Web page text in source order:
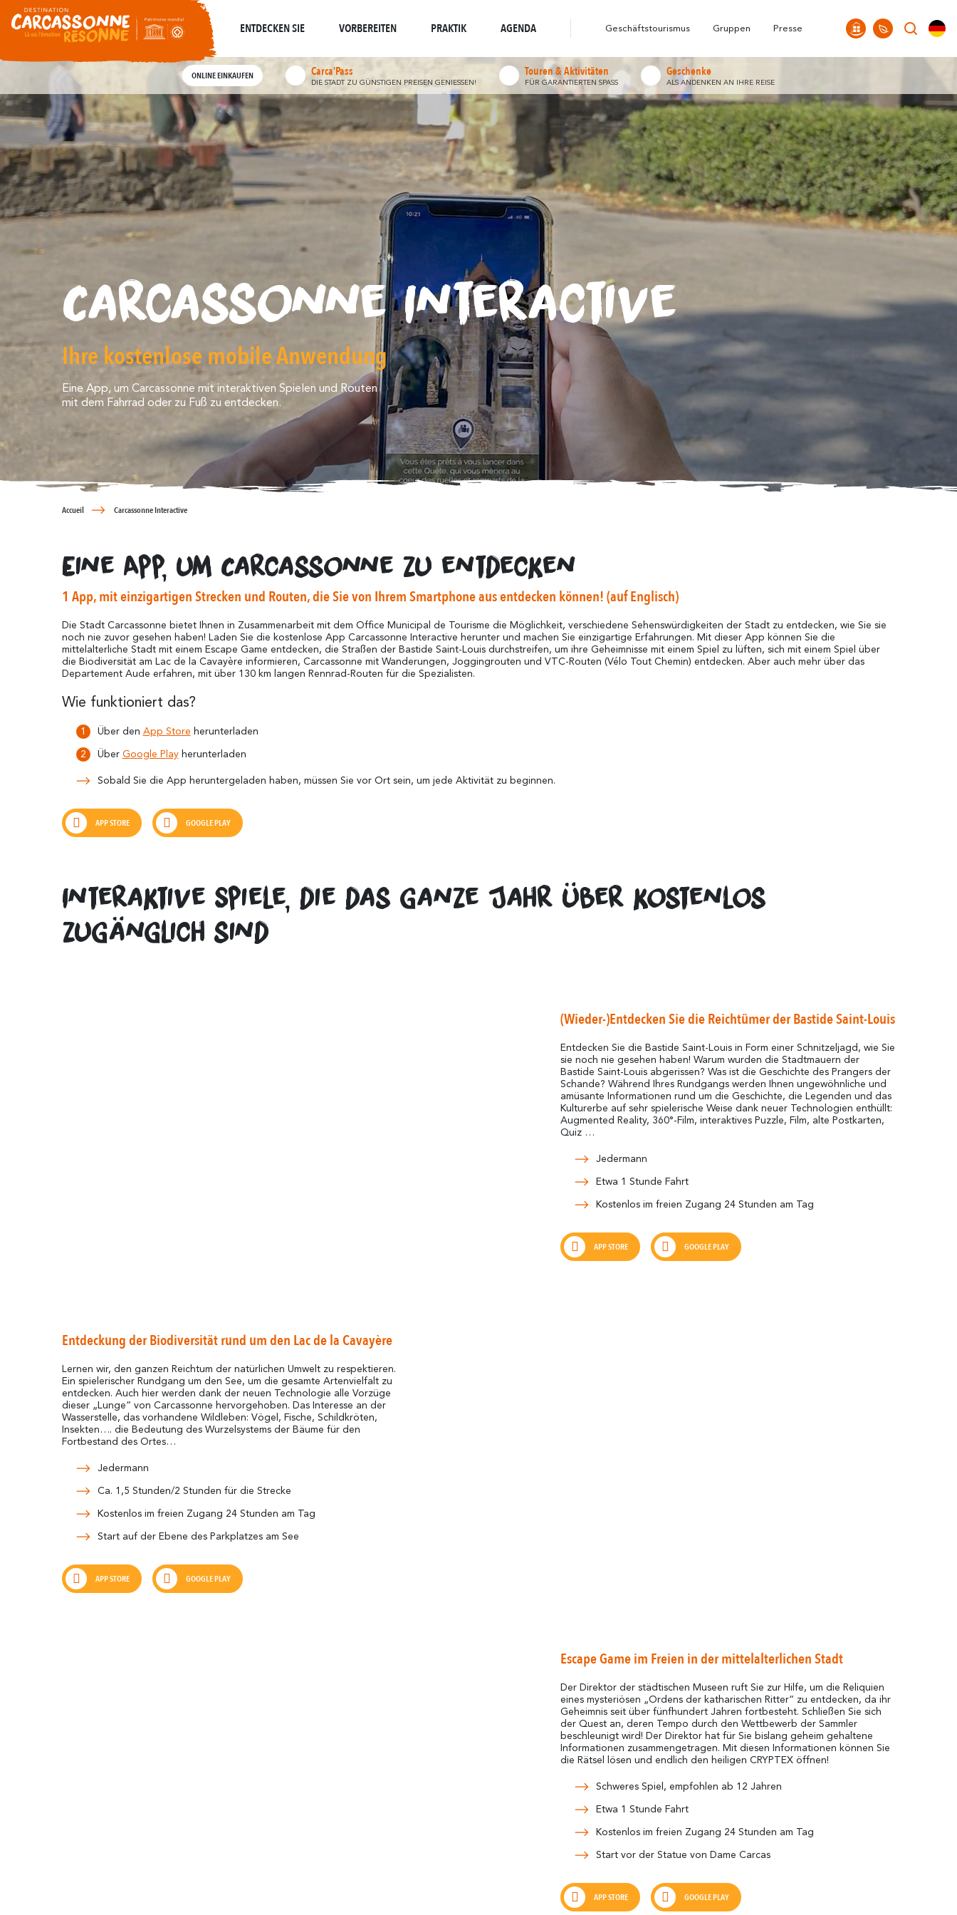
ENTDECKEN SIE
Wo die Geschichte widerhallt
VORBEREITEN
Alle geführten Touren
Wanderungen
Umgebung
PRAKTIK
Unsere Büros
AGENDA
Geschäftstourismus Gruppen Presse
ONLINE EINKAUFEN Carca’Pass
DIE STADT ZU GÜNSTIGEN PREISEN GENIESSEN!
Touren & Aktivitäten
FÜR GARANTIERTEN SPASS
Geschenke
ALS ANDENKEN AN IHRE REISE
Carcassonne Interactive
Ihre kostenlose mobile Anwendung
Eine App, um Carcassonne mit interaktiven Spielen und Routen
mit dem Fahrrad oder zu Fuß zu entdecken.
Accueil Carcassonne Interactive
Eine App, um Carcassonne zu entdecken
1 App, mit einzigartigen Strecken und Routen, die Sie von Ihrem Smartphone aus entdecken können! (auf Englisch)
Die Stadt Carcassonne bietet Ihnen in Zusammenarbeit mit dem Office Municipal de Tourisme die Möglichkeit, verschiedene Sehenswürdigkeiten der Stadt zu entdecken, wie Sie sie
noch nie zuvor gesehen haben! Laden Sie die kostenlose App Carcassonne Interactive herunter und machen Sie einzigartige Erfahrungen. Mit dieser App können Sie die
mittelalterliche Stadt mit einem Escape Game entdecken, die Straßen der Bastide Saint-Louis durchstreifen, um ihre Geheimnisse mit einem Spiel zu lüften, sich mit einem Spiel über
die Biodiversität am Lac de la Cavayère informieren, Carcassonne mit Wanderungen, Joggingrouten und VTC-Routen (Vélo Tout Chemin) entdecken. Aber auch mehr über das
Departement Aude erfahren, mit über 130 km langen Rennrad-Routen für die Spezialisten.
Wie funktioniert das?
Über den App Store herunterladen
Über Google Playherunterladen
Sobald Sie die App heruntergeladen haben, müssen Sie vor Ort sein, um jede Aktivität zu beginnen.
APP STORE GOOGLE PLAY
Interaktive Spiele, die das ganze Jahr über kostenlos
zugänglich sind
(Wieder-)Entdecken Sie die Reichtümer der Bastide Saint-Louis
Entdecken Sie die Bastide Saint-Louis in Form einer Schnitzeljagd, wie Sie
sie noch nie gesehen haben! Warum wurden die Stadtmauern der
Bastide Saint-Louis abgerissen? Was ist die Geschichte des Prangers der
Schande? Während Ihres Rundgangs werden Ihnen ungewöhnliche und
amüsante Informationen rund um die Geschichte, die Legenden und das
Kulturerbe auf sehr spielerische Weise dank neuer Technologien enthüllt:
Augmented Reality, 360°-Film, interaktives Puzzle, Film, alte Postkarten,
Quiz …
Jedermann
Etwa 1 Stunde Fahrt
Kostenlos im freien Zugang 24 Stunden am Tag
APP STORE GOOGLE PLAY
Entdeckung der Biodiversität rund um den Lac de la Cavayère
Lernen wir, den ganzen Reichtum der natürlichen Umwelt zu respektieren.
Ein spielerischer Rundgang um den See, um die gesamte Artenvielfalt zu
entdecken. Auch hier werden dank der neuen Technologie alle Vorzüge
dieser „Lunge“ von Carcassonne hervorgehoben. Das Interesse an der
Wasserstelle, das vorhandene Wildleben: Vögel, Fische, Schildkröten,
Insekten…. die Bedeutung des Wurzelsystems der Bäume für den
Fortbestand des Ortes…
Jedermann
Ca. 1,5 Stunden/2 Stunden für die Strecke
Kostenlos im freien Zugang 24 Stunden am Tag
Start auf der Ebene des Parkplatzes am See
APP STORE GOOGLE PLAY
Escape Game im Freien in der mittelalterlichen Stadt
Der Direktor der städtischen Museen ruft Sie zur Hilfe, um die Reliquien
eines mysteriösen „Ordens der katharischen Ritter“ zu entdecken, da ihr
Geheimnis seit über fünfhundert Jahren fortbesteht. Schließen Sie sich
der Quest an, deren Tempo durch den Wettbewerb der Sammler
beschleunigt wird! Der Direktor hat für Sie bislang geheim gehaltene
Informationen zusammengetragen. Mit diesen Informationen können Sie
die Rätsel lösen und endlich den heiligen CRYPTEX öffnen!
Schweres Spiel, empfohlen ab 12 Jahren
Etwa 1 Stunde Fahrt
Kostenlos im freien Zugang 24 Stunden am Tag
Start vor der Statue von Dame Carcas
APP STORE GOOGLE PLAY